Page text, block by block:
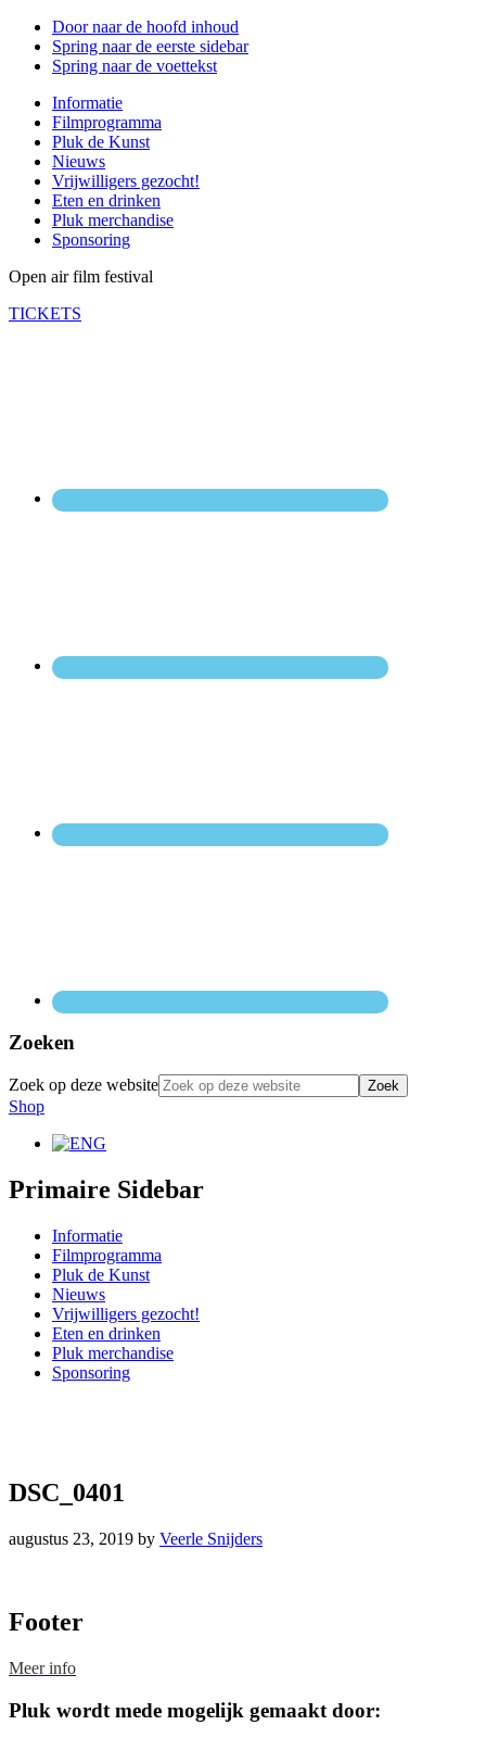
Door naar de hoofd inhoud
Spring naar de eerste sidebar
Spring naar de voettekst
Informatie
Filmprogramma
Pluk de Kunst
Nieuws
Vrijwilligers gezocht!
Eten en drinken
Pluk merchandise
Sponsoring
Open air film festival
TICKETS
Zoeken
Zoek op deze website
Shop
Primaire Sidebar
Informatie
Filmprogramma
Pluk de Kunst
Nieuws
Vrijwilligers gezocht!
Eten en drinken
Pluk merchandise
Sponsoring
DSC_0401
augustus 23, 2019 by Veerle Snijders
Footer
Meer info
Pluk wordt mede mogelijk gemaakt door: